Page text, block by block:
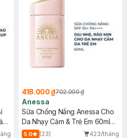
418.000 ₫702.000 ₫
Anessa
Sữa Chống Nắng Anessa Cho
Da Nhạy Cảm & Trẻ Em 60ml
(Mới)
5.0 (23)
423/tháng